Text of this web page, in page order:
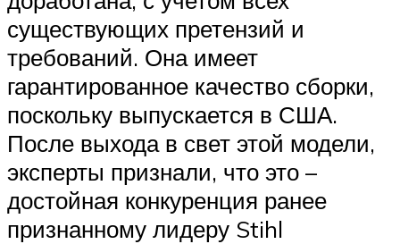
существующих претензий и
требований. Она имеет
гарантированное качество сборки,
поскольку выпускается в США.
После выхода в свет этой модели,
эксперты признали, что это –
достойная конкуренция ранее
признанному лидеру Stihl